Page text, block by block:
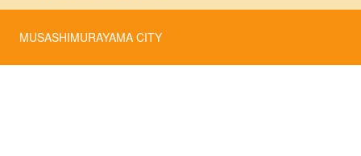
MUSASHIMURAYAMA CITY